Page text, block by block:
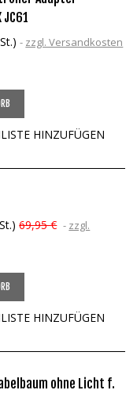
JC61
zzgl. Versandkosten
HINZUFÜGEN
69,95 €
zzgl.
HINZUFÜGEN
ohne Licht f.